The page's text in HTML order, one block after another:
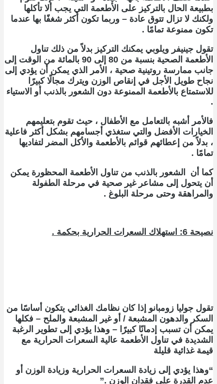
بطبيعة الحال بالتركيز على الأطعمة التي يجب ألا تأكلها
ولكنك لا تزال تتوق عادة – وربما تكون أكثر شغفًا بها عندما
تكون ممنوعة تمامًا .
تقول جينيفر ويلوبي يمكنك التركيز بدلاً من ذلك تناول
الأطعمة الصحية بنسبة من 80 إلى 90 بالمائة من الوقت إلى
جانب ممارسة روتينية صحية ، الأمر الذي يمكن أن يؤدي إلى
نجاح طويل الأجل في إنقاص الوزن ويترك مجالًا كبيرًا
للاستمتاع بالأطعمة الممنوعة دون الشعور بالذنب أو الاستياء
.
فالأمر أشبه بالتعامل مع الأطفال ، حيث تقوم بتعليمهم
الخيارات الأفضل والتي ستغذي أجسامهم بشكل أكثر فاعلية
، بدلاً من إعطائهم قوائم بالأطعمة والأكل المضر لتفاديها
تمامًا .
كما أن الشعور بالذنب من تناول الأطعمة المحظورة يمكن
أن يتحول إلى مشاعر غير صحية في مرحلة الطفولة
والمراهقة وحتى مرحلة البلوغ .
نصيحة 6: استهلاك السعرات الحرارية بحكمة .
تقول جوليا زومبانو إذا كان نظامك الغذائي يتكون أساسًا من
السكر والدهون المشبعة / أو غير المشبعة والملح – فكلها
يمكن أن تسبب إدمانًا كبيرًا – وهذا يؤدي إلى تطوير الرغبة
الشديدة في تناول الأطعمة عالية السعرات الحرارية مع
قيمة غذائية قليلة
“وهذا يؤدي إلى زيادة السعرات الحرارية وزيادة الوزن أو
عدم القدرة على فقدان الوزن .”